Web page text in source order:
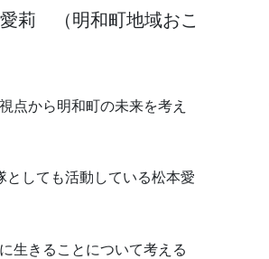
莉 （明和町地域おこ
点から明和町の未来を考え
しても活動している松本愛
生きることについて考える